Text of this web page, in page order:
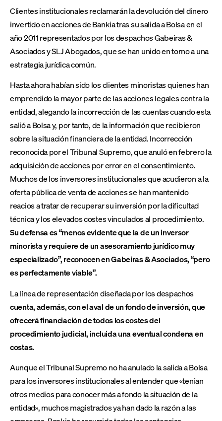
Clientes institucionales reclamarán la devolución del dinero
invertido en acciones de Bankia tras su salida a Bolsa en el
año 2011 representados por los despachos Gabeiras &
Asociados y SLJ Abogados, que se han unido en torno a una
estrategia jurídica común.
Hasta ahora habían sido los clientes minoristas quienes han
emprendido la mayor parte de las acciones legales contra la
entidad, alegando la incorrección de las cuentas cuando esta
salió a Bolsa y, por tanto, de la información que recibieron
sobre la situación financiera de la entidad. Incorrección
reconocida por el Tribunal Supremo, que anuló en febrero la
adquisición de acciones por error en el consentimiento.
Muchos de los inversores institucionales que acudieron a la
oferta pública de venta de acciones se han mantenido
reacios a tratar de recuperar su inversión por la dificultad
técnica y los elevados costes vinculados al procedimiento.
Su defensa es “menos evidente que la de un inversor
minorista y requiere de un asesoramiento jurídico muy
especializado”, reconocen en Gabeiras & Asociados, “pero
es perfectamente viable”.
La línea de representación diseñada por los despachos
cuenta, además, con el aval de un fondo de inversión, que
ofrecerá financiación de todos los costes del
procedimiento judicial, incluida una eventual condena en
costas.
Aunque el Tribunal Supremo no ha anulado la salida a Bolsa
para los inversores institucionales al entender que «tenían
otros medios para conocer más a fondo la situación de la
entidad», muchos magistrados ya han dado la razón a las